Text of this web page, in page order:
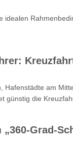
idealen
Hafenstädte am
günstig die
Grad-